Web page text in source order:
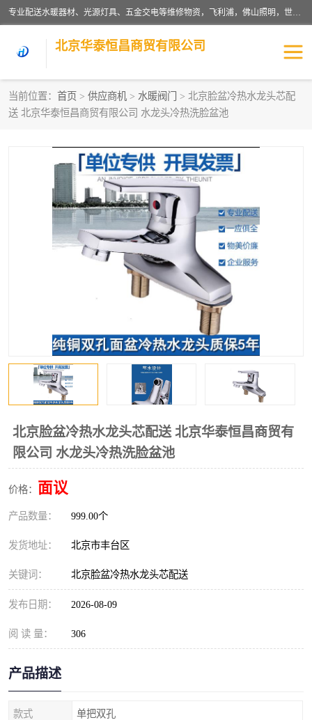
专业配送水暖器材、光源灯具、五金交电等维修物资，飞利浦，佛山照明，世达，博世，九牧，特陶等各产品涉及国内外知名品牌。公司专注与物业、学校、酒店、工厂等单位合作，提供一站式配送服务，降低客户综合成本。依托电子商务改变传统模式，以专业的团队为客户提供24H物资配送到达，货到月结、统一开票，便捷退换等服务，提高了企业的运营效率。
北京华泰恒昌商贸有限公司
当前位置： 首页 > 供应商机 > 水暖阀门
> 北京脸盆冷热水龙头芯配
送 北京华泰恒昌商贸有限公司 水龙头冷热洗脸盆池
北京脸盆冷热水龙头芯配送 北京华泰恒昌商贸有
限公司 水龙头冷热洗脸盆池
价格： 面议
产品数量： 999.00个
发货地址： 北京市丰台区
关键词： 北京脸盆冷热水龙头芯配送
发布日期： 2026-08-09
阅 读 量： 306
产品描述
款式 单把双孔
水暖阀门 电料灯饰
涂料辅材